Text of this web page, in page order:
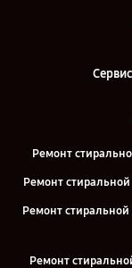
Ремонт
Ремонт
Ремонт
Ремонт